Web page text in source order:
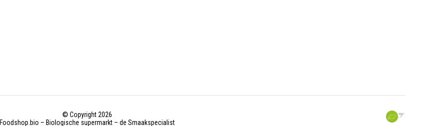
© Copyright 2026
Foodshop.bio – Biologische supermarkt – de Smaakspecialist